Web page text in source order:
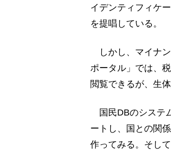
イデンティフィケ
を提唱している。
しかし、マイナ
ポータル」では、
閲覧できるが、生
国民DBのシステ
ートし、国との関
作ってみる。そし